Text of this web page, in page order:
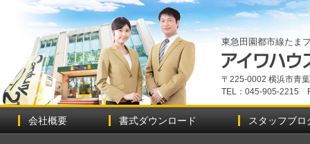
東急田園都市線たま
〒225-0002 横浜市青
TEL：045-905-2215
会社概要 書式ダウンロード スタッフブロ